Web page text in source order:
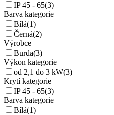
IP 45 - 65(3)
Barva kategorie
Bílá(1)
Černá(2)
Výrobce
Burda(3)
Výkon kategorie
od 2,1 do 3 kW(3)
Krytí kategorie
IP 45 - 65(3)
Barva kategorie
Bílá(1)